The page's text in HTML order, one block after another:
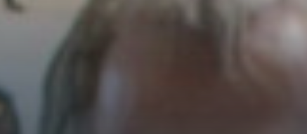
Automobil
Gewinnspiele